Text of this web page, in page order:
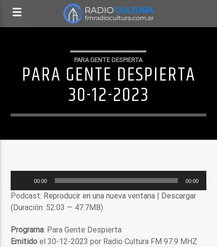
PARA GENTE DESPIERTA
PARA GENTE DESPIERTA
30-12-2023
audio
00:00 00:00
Podcast: Reproducir en una nueva ventana | Descargar
(Duración: 52:03 — 47.7MB)
Programa: Para Gente Despierta
Emitido el 30-12-2023 por Radio Cultura FM 97.9 MHZ